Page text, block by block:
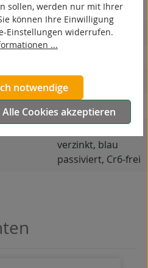
Bockrolle
Stahlblech
verzinkt, blau
passiviert, Cr6-frei
sollen, werden nur mit Ihrer
können Ihre Einwilligung
Einstellungen widerrufen.
...
notwendige
Alle Cookies akzeptieren